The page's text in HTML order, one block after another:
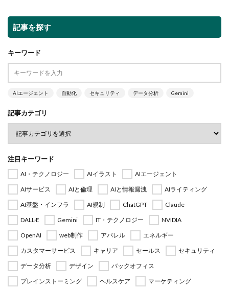
記事を探す
キーワード
AIエージェント 自動化 セキュリティ データ分析 Gemini
記事カテゴリ
注目キーワード
AI・テクノロジー AIイラスト
AIエージェント
AIサービス
AIと倫理 AIと情報漏洩
AIライティング
AI基盤・インフラ
AI規制 ChatGPT
Claude
DALL·E
Gemini IT・テクノロジー
NVIDIA
OpenAI
web制作 アパレル
エネルギー
カスタマーサービス
キャリア セールス
セキュリティ
データ分析
デザイン
バックオフィス
ブレインストーミング
ヘルスケア マーケティング